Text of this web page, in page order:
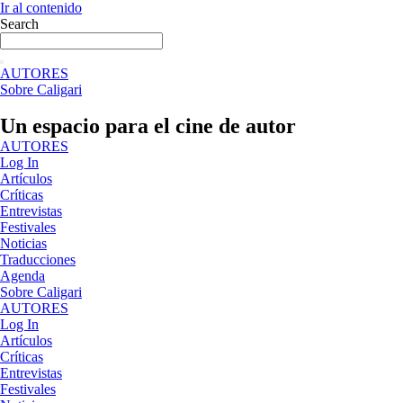
Ir al contenido
Search
AUTORES
Sobre Caligari
Un espacio para el cine de autor
AUTORES
Log In
Artículos
Críticas
Entrevistas
Festivales
Noticias
Traducciones
Agenda
Sobre Caligari
AUTORES
Log In
Artículos
Críticas
Entrevistas
Festivales